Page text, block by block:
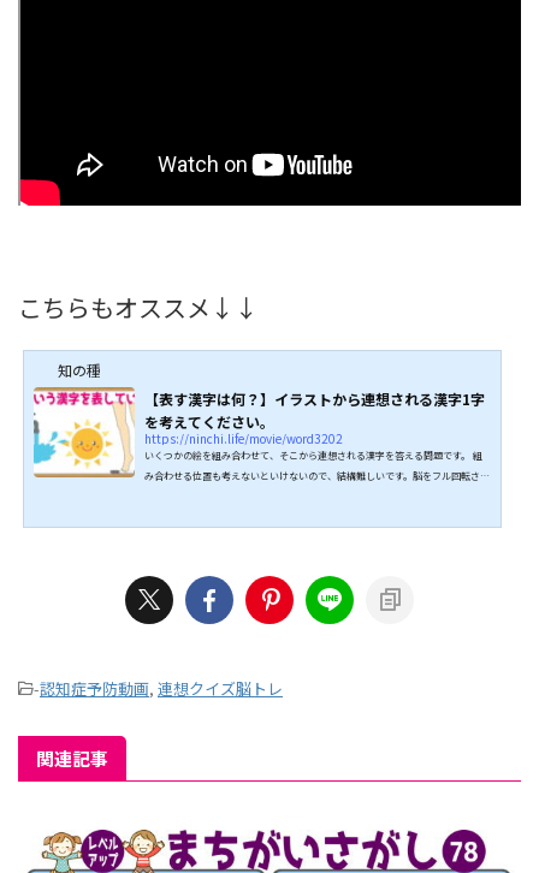
こちらもオススメ↓↓
知の種
【表す漢字は何？】イラストから連想される漢字1字
を考えてください。
https://ninchi.life/movie/word3202
いくつかの絵を組み合わせて、そこから連想される漢字を答える問題です。 組
み合わせる位置も考えないといけないので、結構難しいです。脳をフル回転させ
-認知症予防動画, 連想クイズ脳トレ
関連記事